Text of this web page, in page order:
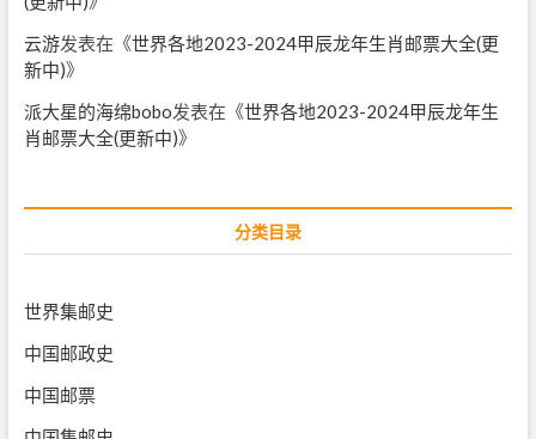
云游发表在《世界各地2023-2024甲辰龙年生肖邮票大全(更
新中)》
派大星的海绵bobo发表在《世界各地2023-2024甲辰龙年生
肖邮票大全(更新中)》
分类目录
世界集邮史
中国邮政史
中国邮票